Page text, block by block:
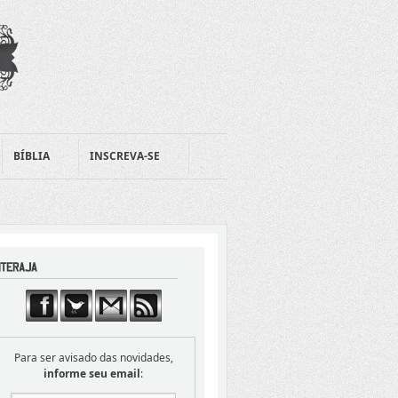
BÍBLIA INSCREVA-SE
Para ser avisado das novidades,
informe seu email: